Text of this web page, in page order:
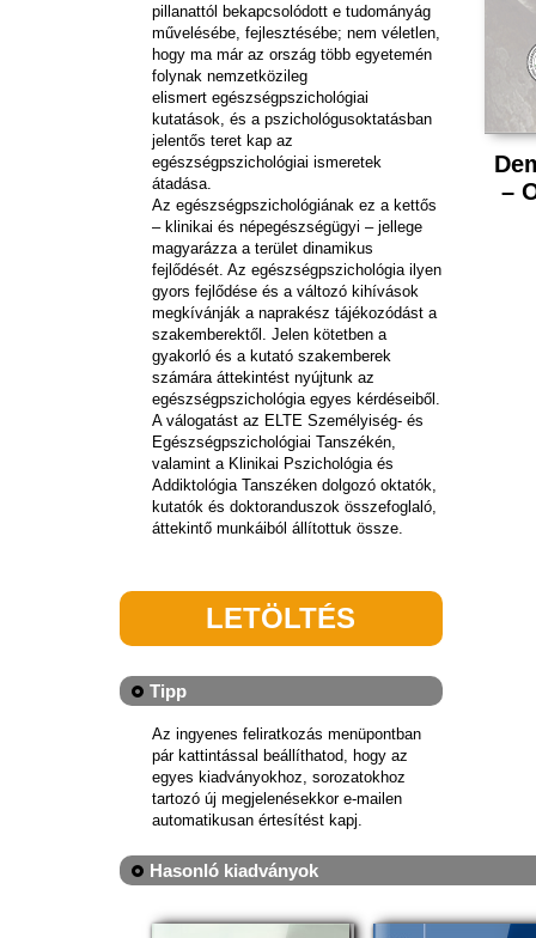
pillanattól bekapcsolódott e tudományág
művelésébe, fejlesztésébe; nem véletlen,
hogy ma már az ország több egyetemén
folynak nemzetközileg
elismert egészségpszichológiai
kutatások, és a pszichológusoktatásban
jelentős teret kap az
egészségpszichológiai ismeretek
átadása.
Az egészségpszichológiának ez a kettős
– klinikai és népegészségügyi – jellege
magyarázza a terület dinamikus
fejlődését. Az egészségpszichológia ilyen
gyors fejlődése és a változó kihívások
megkívánják a naprakész tájékozódást a
szakemberektől. Jelen kötetben a
gyakorló és a kutató szakemberek
számára áttekintést nyújtunk az
egészségpszichológia egyes kérdéseiből.
A válogatást az ELTE Személyiség- és
Egészségpszichológiai Tanszékén,
valamint a Klinikai Pszichológia és
Addiktológia Tanszéken dolgozó oktatók,
kutatók és doktoranduszok összefoglaló,
áttekintő munkáiból állítottuk össze.
LETÖLTÉS
Tipp
Az ingyenes feliratkozás menüpontban
pár kattintással beállíthatod, hogy az
egyes kiadványokhoz, sorozatokhoz
tartozó új megjelenésekkor e-mailen
automatikusan értesítést kapj.
–
Hasonló kiadványok